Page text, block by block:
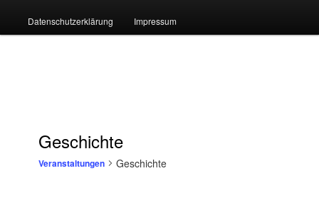
Datenschutzerklärung Impressum
Geschichte
Veranstaltungen Geschichte